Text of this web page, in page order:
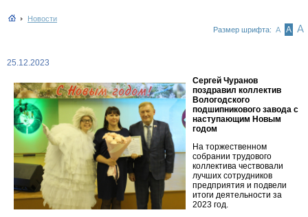
Новости
Размер шрифта: А А А
25.12.2023
Сергей Чуранов
поздравил коллектив
Вологодского
подшипникового завода с
наступающим Новым
годом
На торжественном
собрании трудового
коллектива чествовали
лучших сотрудников
предприятия и подвели
итоги деятельности за
2023 год.